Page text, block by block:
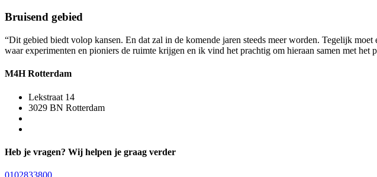
Bruisend gebied
“Dit gebied biedt volop kansen. En dat zal in de komende jaren steeds meer worden. Tegelijk
waar experimenten en pioniers de ruimte krijgen en ik vind het prachtig om hieraan samen met het
M4H Rotterdam
Lekstraat 14
3029 BN Rotterdam
Heb je vragen? Wij helpen je graag verder
0102833800